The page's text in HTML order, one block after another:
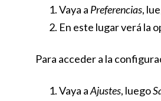
Vaya a Preferencias,
En este lugar verá la
Para acceder a la
Vaya aAjustes, luego